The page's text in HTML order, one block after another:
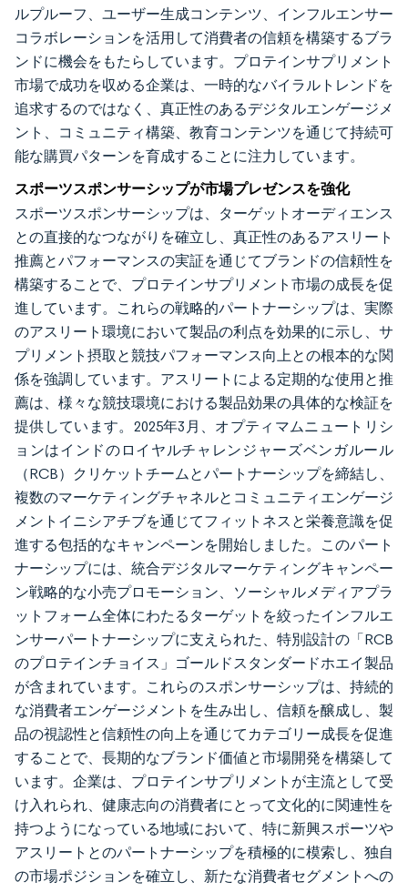
ルプルーフ、ユーザー生成コンテンツ、インフルエンサー
コラボレーションを活用して消費者の信頼を構築するブラ
ンドに機会をもたらしています。プロテインサプリメント
市場で成功を収める企業は、一時的なバイラルトレンドを
追求するのではなく、真正性のあるデジタルエンゲージメ
ント、コミュニティ構築、教育コンテンツを通じて持続可
能な購買パターンを育成することに注力しています。
スポーツスポンサーシップが市場プレゼンスを強化
スポーツスポンサーシップは、ターゲットオーディエンス
との直接的なつながりを確立し、真正性のあるアスリート
推薦とパフォーマンスの実証を通じてブランドの信頼性を
構築することで、プロテインサプリメント市場の成長を促
進しています。これらの戦略的パートナーシップは、実際
のアスリート環境において製品の利点を効果的に示し、サ
プリメント摂取と競技パフォーマンス向上との根本的な関
係を強調しています。アスリートによる定期的な使用と推
薦は、様々な競技環境における製品効果の具体的な検証を
提供しています。2025年3月、オプティマムニュートリシ
ョンはインドのロイヤルチャレンジャーズベンガルール
（RCB）クリケットチームとパートナーシップを締結し、
複数のマーケティングチャネルとコミュニティエンゲージ
メントイニシアチブを通じてフィットネスと栄養意識を促
進する包括的なキャンペーンを開始しました。このパート
ナーシップには、統合デジタルマーケティングキャンペー
ン戦略的な小売プロモーション、ソーシャルメディアプラ
ットフォーム全体にわたるターゲットを絞ったインフルエ
ンサーパートナーシップに支えられた、特別設計の「RCB
のプロテインチョイス」ゴールドスタンダードホエイ製品
が含まれています。これらのスポンサーシップは、持続的
な消費者エンゲージメントを生み出し、信頼を醸成し、製
品の視認性と信頼性の向上を通じてカテゴリー成長を促進
することで、長期的なブランド価値と市場開発を構築して
います。企業は、プロテインサプリメントが主流として受
け入れられ、健康志向の消費者にとって文化的に関連性を
持つようになっている地域において、特に新興スポーツや
アスリートとのパートナーシップを積極的に模索し、独自
の市場ポジションを確立し、新たな消費者セグメントへの